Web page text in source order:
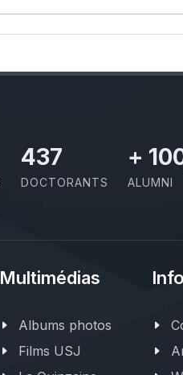
437
DOCTORANTS
+
ALUMNI
Multimédias
Albums photos
Films USJ